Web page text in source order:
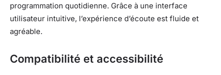
programmation quotidienne. Grâce à une interface
utilisateur intuitive, l’expérience d’écoute est fluide et
agréable.
Compatibilité et accessibilité